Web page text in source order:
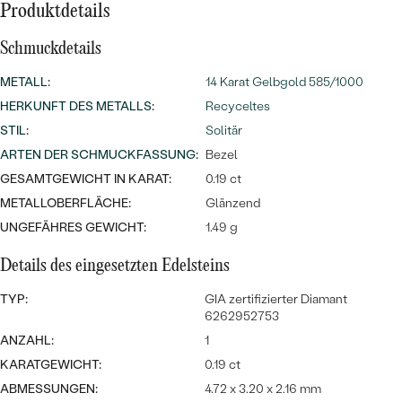
Meistverkaufte
Eheringe
ANSCHAUEN
MIT EDELSTEIN
NACH MATERIAL
PLATIN
SILBER
EDELSTEINSCHMUCK
SCHMUCK MIT LAB GROWN
DIAMANTEN
PERLENSCHMUCK
NACH STYL
NACH ANLASS
LUXURIÖSE
LUXURIÖSE
Produktdetails
Schmuckdetails
METALL:
14 Karat Gelbgold 585/1000
HERKUNFT DES METALLS:
Recyceltes
STIL:
Solitär
ARTEN DER SCHMUCKFASSUNG: Bezel
GESAMTGEWICHT IN KARAT:
0.19 ct
METALLOBERFLÄCHE:
Glänzend
UNGEFÄHRES GEWICHT:
1.49 g
Details des eingesetzten Edelsteins
TYP:
GIA zertifizierter Diamant
6262952753
ANZAHL:
1
KARATGEWICHT:
0.19 ct
ABMESSUNGEN:
4.72 x 3.20 x 2.16 mm